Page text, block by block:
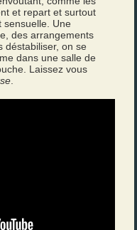
et repart et surtout
sensuelle. Une
des arrangements
déstabiliser, on se
dans une salle de
Laissez vous